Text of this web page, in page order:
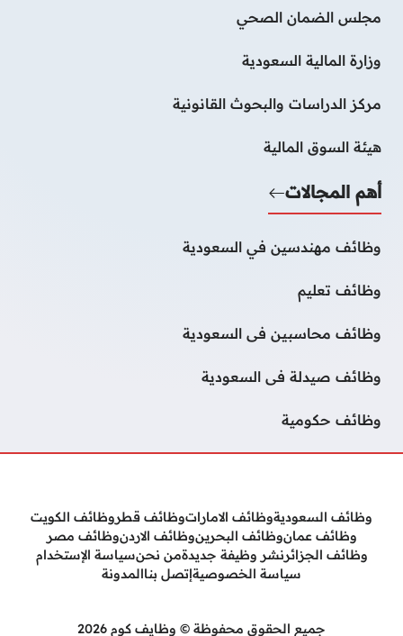
مجلس الضمان الصحي
وزارة المالية السعودية
مركز الدراسات والبحوث القانونية
هيئة السوق المالية
أهم المجالات
وظائف مهندسين في السعودية
وظائف تعليم
وظائف محاسبين فى السعودية
وظائف صيدلة فى السعودية
وظائف حكومية
وظائف السعوديةوظائف الاماراتوظائف قطروظائف الكويت
وظائف عمانوظائف البحرينوظائف الاردنوظائف مصر
وظائف الجزائرنشر وظيفة جديدةمن نحنسياسة الإستخدام
سياسة الخصوصيةإتصل بناالمدونة
جميع الحقوق محفوظة © وظايف كوم 2026